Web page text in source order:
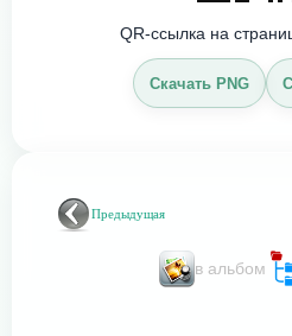
QR-ссылка на
Скачать PNG
Предыдущая
в альбом